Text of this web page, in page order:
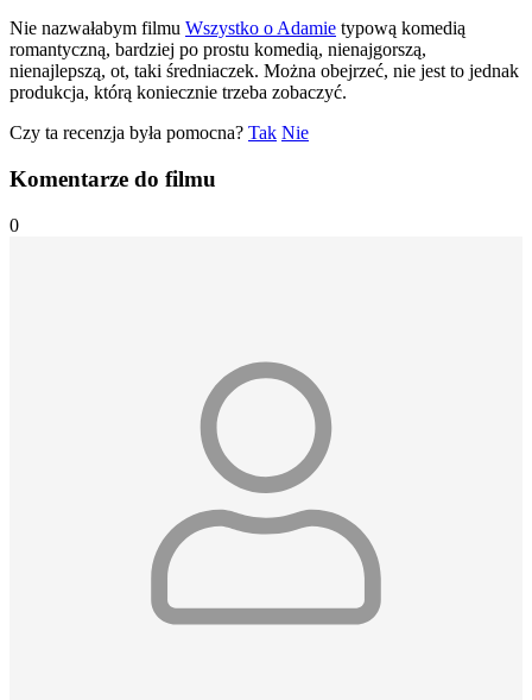
Nie nazwałabym filmu Wszystko o Adamie typową komedią
romantyczną, bardziej po prostu komedią, nienajgorszą,
nienajlepszą, ot, taki średniaczek. Można obejrzeć, nie jest to jednak
produkcja, którą koniecznie trzeba zobaczyć.
Czy ta recenzja była pomocna? Tak Nie
Komentarze do filmu
0